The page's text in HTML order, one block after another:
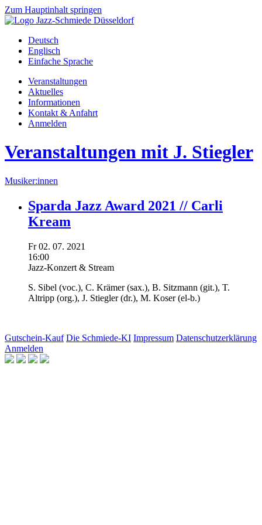
Zum Hauptinhalt springen
Deutsch
Englisch
Einfache Sprache
Veranstaltungen
Aktuelles
Informationen
Kontakt & Anfahrt
Anmelden
Veranstaltungen mit J. Stiegler
Musiker:innen
Sparda Jazz Award 2021 // Carli
Kream
Fr 02. 07. 2021
16:00
Jazz-Konzert & Stream
S. Sibel (voc.), C. Krämer(sax.), B. Sitzmann (git.), T.
Altripp (org.), J. Stiegler(dr.), M. Koser(el-b.)
Gutschein-Kauf Die Schmiede-KI Impressum Datenschutzerklärung
Anmelden